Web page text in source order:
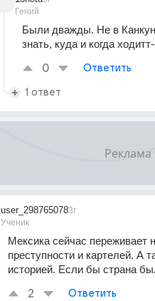
Гений
Были дважды. Не в
знать, куда и когда
0 Ответить
1 ответ
user_298765078
Ученик
3г
Мексика сейчас переживает
преступности и картелей. А
историей. Если бы страна
2 Ответить